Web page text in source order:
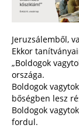
vasárnap
(2025.
23.)
Jeruzsálemből,
Ekkor
„Boldogok
országa.
Boldogok
bőségben lesz
Boldogok
fordul.